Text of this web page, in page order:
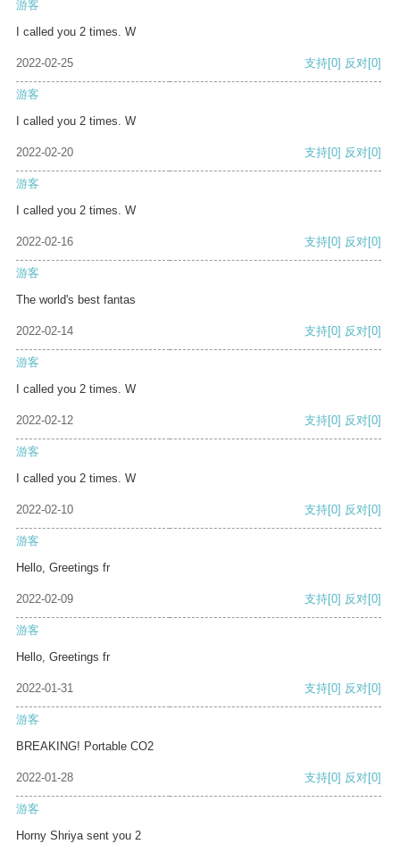
游客
I called you 2 times. W
2022-02-25 支持[0] 反对[0]
游客
I called you 2 times. W
2022-02-20 支持[0] 反对[0]
游客
I called you 2 times. W
2022-02-16 支持[0] 反对[0]
游客
The world's best fantas
2022-02-14 支持[0] 反对[0]
游客
I called you 2 times. W
2022-02-12 支持[0] 反对[0]
游客
I called you 2 times. W
2022-02-10 支持[0] 反对[0]
游客
Hello, Greetings fr
2022-02-09 支持[0] 反对[0]
游客
Hello, Greetings fr
2022-01-31 支持[0] 反对[0]
游客
BREAKING! Portable CO2
2022-01-28 支持[0] 反对[0]
游客
Horny Shriya sent you 2